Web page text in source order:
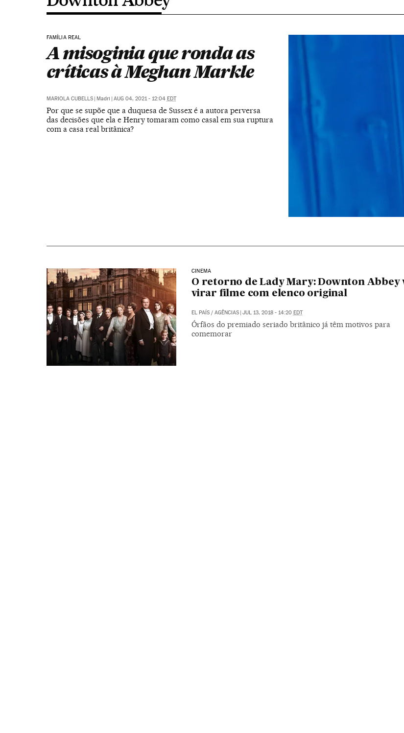
FAMÍLIA REAL
A misoginia que ronda as
críticas à Meghan Markle
MARIOLA CUBELLS | Madri | AUG 04, 2021 - 12:04 EDT
Por que se supõe que a duquesa de Sussex é a autora perversa
das decisões que ela e Henry tomaram como casal em sua ruptura
com a casa real britânica?
CINEMA
O retorno de Lady Mary: Downton Abbey
virar filme com elenco original
EL PAÍS/ AGÊNCIAS | JUL 13, 2018 - 14:20 EDT
Órfãos do premiado seriado britânico já têm motivos para
comemorar